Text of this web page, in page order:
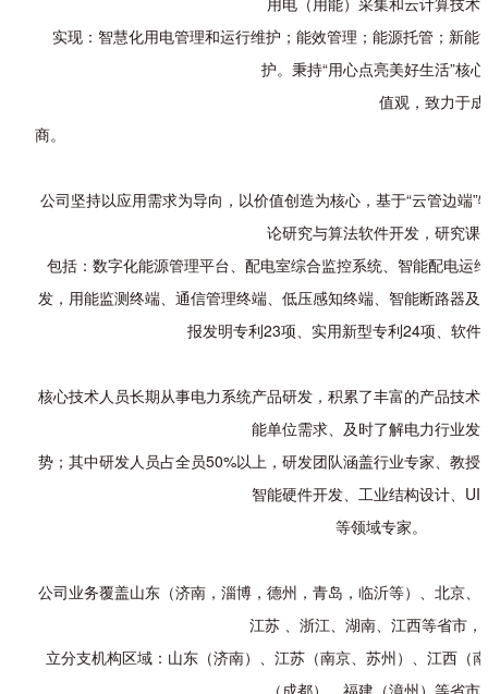
实现：智慧化用电管理和运行维护；能效管理；能源托管；新
护。秉持“用心点亮美好生活”核心
值观， 致力于
商。
公司坚持以应用需求为导向，以价值创造为核心，基于“云管边端
论研究与算法软件开发，研究课
包括：数字化能源管理平台、配电室综合监控系统、智能配电运
发，用能监测终端、通信管理终端、低压感知终端、智能断路器
报发明专利23项、实用新型专利24项、软件
核心技术人员长期从事电力系统产品研发，积累了丰富的产品技
能单位需求、及时了解电力行业发
势；其中研发人员占全员50%以上，研发团队涵盖行业专家、教
智能硬件开发、工业结构设计、UI
等领域专家。
公司业务覆盖山东（济南，淄博，德州，青岛，临沂等）、北京
江苏 、浙江、湖南、江西等省市，
立分支机构区域：山东（济南）、江苏（南京、苏州）、江西（
（成都）、福建（漳州）等省市